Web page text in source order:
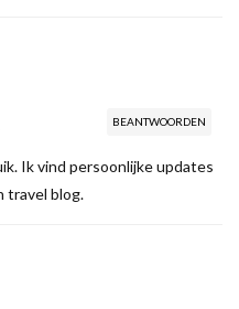
BEANTWOORDEN
Ik vind persoonlijke updates
travel blog.